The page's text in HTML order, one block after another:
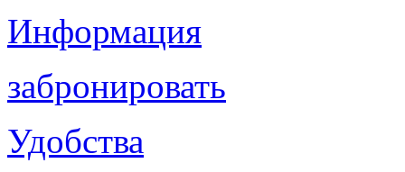
Информация
забронировать
Удобства